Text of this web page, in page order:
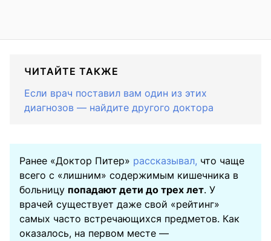
ЧИТАЙТЕ ТАКЖЕ
Если врач поставил вам один из этих
диагнозов — найдите другого доктора
Ранее «Доктор Питер» рассказывал, что чаще
всего с «лишним» содержимым кишечника в
больницу попадают дети до трех лет. У
врачей существует даже свой «рейтинг»
самых часто встречающихся предметов. Как
оказалось, на первом месте —